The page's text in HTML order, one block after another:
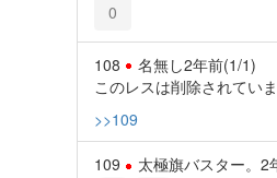
0
108 名無し2年前(1/1)
このレスは削除されてい
>>109
109 太極旗バスター。 2